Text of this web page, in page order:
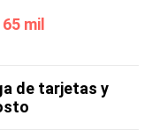
mil
de tarjetas y